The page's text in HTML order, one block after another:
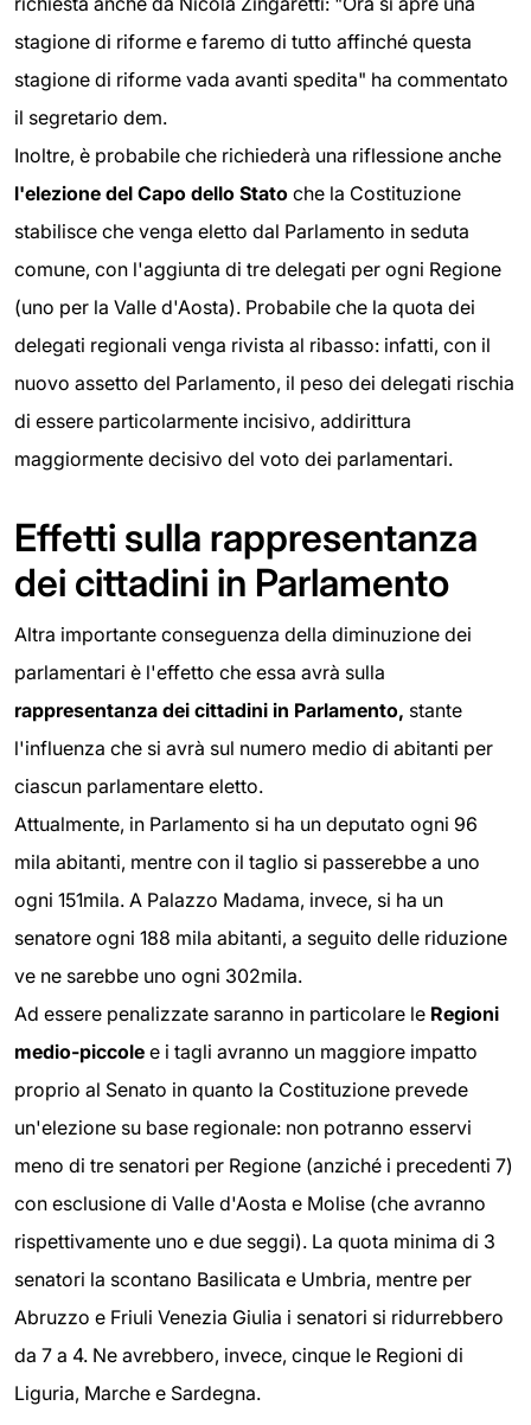
stagione di riforme e faremo di tutto affinché questa
stagione di riforme vada avanti spedita" ha commentato
il segretario dem.
Inoltre, è probabile che richiederà una riflessione anche
l'elezione del Capo dello Stato che la Costituzione
stabilisce che venga eletto dal Parlamento in seduta
comune, con l'aggiunta di tre delegati per ogni Regione
(uno per la Valle d'Aosta). Probabile che la quota dei
delegati regionali venga rivista al ribasso: infatti, con il
nuovo assetto del Parlamento, il peso dei delegati rischia
di essere particolarmente incisivo, addirittura
maggiormente decisivo del voto dei parlamentari.
Effetti sulla rappresentanza
dei cittadini in Parlamento
Altra importante conseguenza della diminuzione dei
parlamentari è l'effetto che essa avrà sulla
rappresentanza dei cittadini in Parlamento, stante
l'influenza che si avrà sul numero medio di abitanti per
ciascun parlamentare eletto.
Attualmente, in Parlamento si ha un deputato ogni 96
mila abitanti, mentre con il taglio si passerebbe a uno
ogni 151mila. A Palazzo Madama, invece, si ha un
senatore ogni 188 mila abitanti, a seguito delle riduzione
ve ne sarebbe uno ogni 302mila.
Ad essere penalizzate saranno in particolare le Regioni
medio-piccole e i tagli avranno un maggiore impatto
proprio al Senato in quanto la Costituzione prevede
un'elezione su base regionale: non potranno esservi
meno di tre senatori per Regione (anziché i precedenti 7)
con esclusione di Valle d'Aosta e Molise (che avranno
rispettivamente uno e due seggi). La quota minima di 3
senatori la scontano Basilicata e Umbria, mentre per
Abruzzo e Friuli Venezia Giulia i senatori si ridurrebbero
da 7 a 4. Ne avrebbero, invece, cinque le Regioni di
Liguria, Marche e Sardegna.